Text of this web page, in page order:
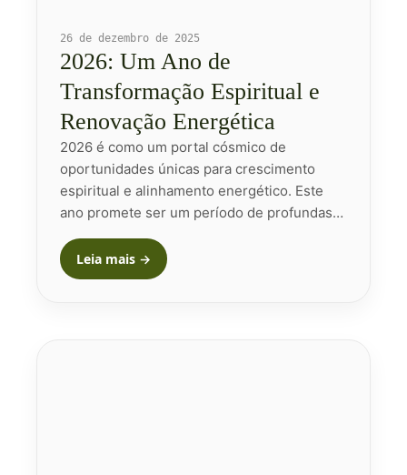
26 de dezembro de 2025
2026: Um Ano de
Transformação Espiritual e
Renovação Energética
2026 é como um portal cósmico de
oportunidades únicas para crescimento
espiritual e alinhamento energético. Este
ano promete ser um período de profundas…
Leia mais →